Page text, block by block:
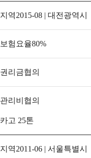
지역2015-08 | 대전광역시
보험요율80%
권리금협의
관리비 협의
카고 25톤
지역2011-06 | 서울특별시